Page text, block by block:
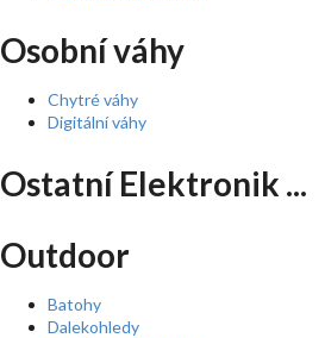
Osobní váhy
Chytré váhy
Digitální váhy
Ostatní Elektronik ...
Outdoor
Batohy
Dalekohledy